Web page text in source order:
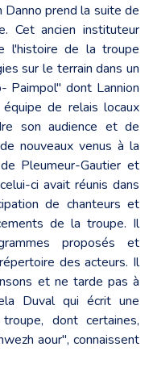
prend la suite de
Cet ancien instituteur
l'histoire de la troupe
sur le terrain dans un
Paimpol" dont Lannion
de relais locaux
son audience et de
nouveaux venus à la
Pleumeur-Gautier et
ci avait réunis dans
de chanteurs et
de la troupe. Il
proposés et
des acteurs. Il
et ne tarde pas à
Duval qui écrit une
dont certaines,
aour", connaissent